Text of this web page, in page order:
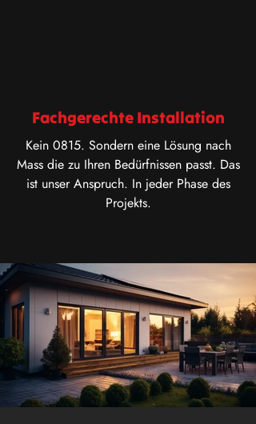
Fachgerechte Installation
Kein 0815. Sondern eine Lösung nach
Mass die zu Ihren Bedürfnissen passt. Das
ist unser Anspruch. In jeder Phase des
Projekts.